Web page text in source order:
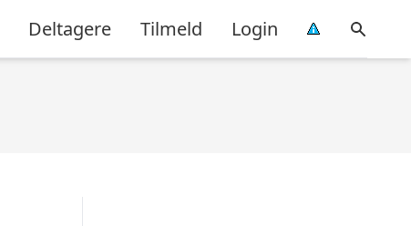
Deltagere Tilmeld Login